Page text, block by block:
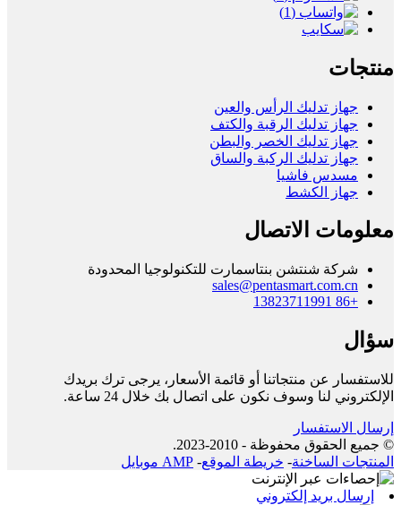
منتجات
جهاز تدليك الرأس والعين
جهاز تدليك الرقبة والكتف
جهاز تدليك الخصر والبطن
جهاز تدليك الركبة والساق
مسدس فاشيا
جهاز الكشط
معلومات الاتصال
شركة شنتشن بنتاسمارت للتكنولوجيا المحدودة
sales@pentasmart.com.cn
+86 13823711991
سؤال
للاستفسار عن منتجاتنا أو قائمة الأسعار، يرجى ترك بريدك
الإلكتروني لنا وسوف نكون على اتصال بك خلال 24 ساعة.
إرسال الاستفسار
© جميع الحقوق محفوظة - 2010-2023.
المنتجات الساخنة- خريطة الموقع- AMP موبايل
إرسال بريد إلكتروني